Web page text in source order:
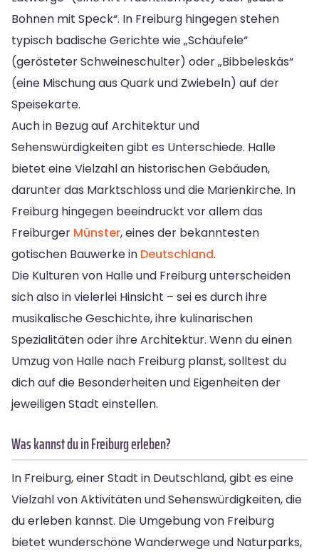
Bohnen mit Speck“. In Freiburg hingegen stehen
typisch badische Gerichte wie „Schäufele“
(gerösteter Schweineschulter) oder „Bibbeleskäs“
(eine Mischung aus Quark und Zwiebeln) auf der
Speisekarte.
Auch in Bezug auf Architektur und
Sehenswürdigkeiten gibt es Unterschiede. Halle
bietet eine Vielzahl an historischen Gebäuden,
darunter das Marktschloss und die Marienkirche. In
Freiburg hingegen beeindruckt vor allem das
Freiburger Münster, eines der bekanntesten
gotischen Bauwerke in Deutschland.
Die Kulturen von Halle und Freiburg unterscheiden
sich also in vielerlei Hinsicht – sei es durch ihre
musikalische Geschichte, ihre kulinarischen
Spezialitäten oder ihre Architektur. Wenn du einen
Umzug von Halle nach Freiburg planst, solltest du
dich auf die Besonderheiten und Eigenheiten der
jeweiligen Stadt einstellen.
Was kannst du in Freiburg erleben?
In Freiburg, einer Stadt in Deutschland, gibt es eine
Vielzahl von Aktivitäten und Sehenswürdigkeiten, die
du erleben kannst. Die Umgebung von Freiburg
bietet wunderschöne Wanderwege und Naturparks,